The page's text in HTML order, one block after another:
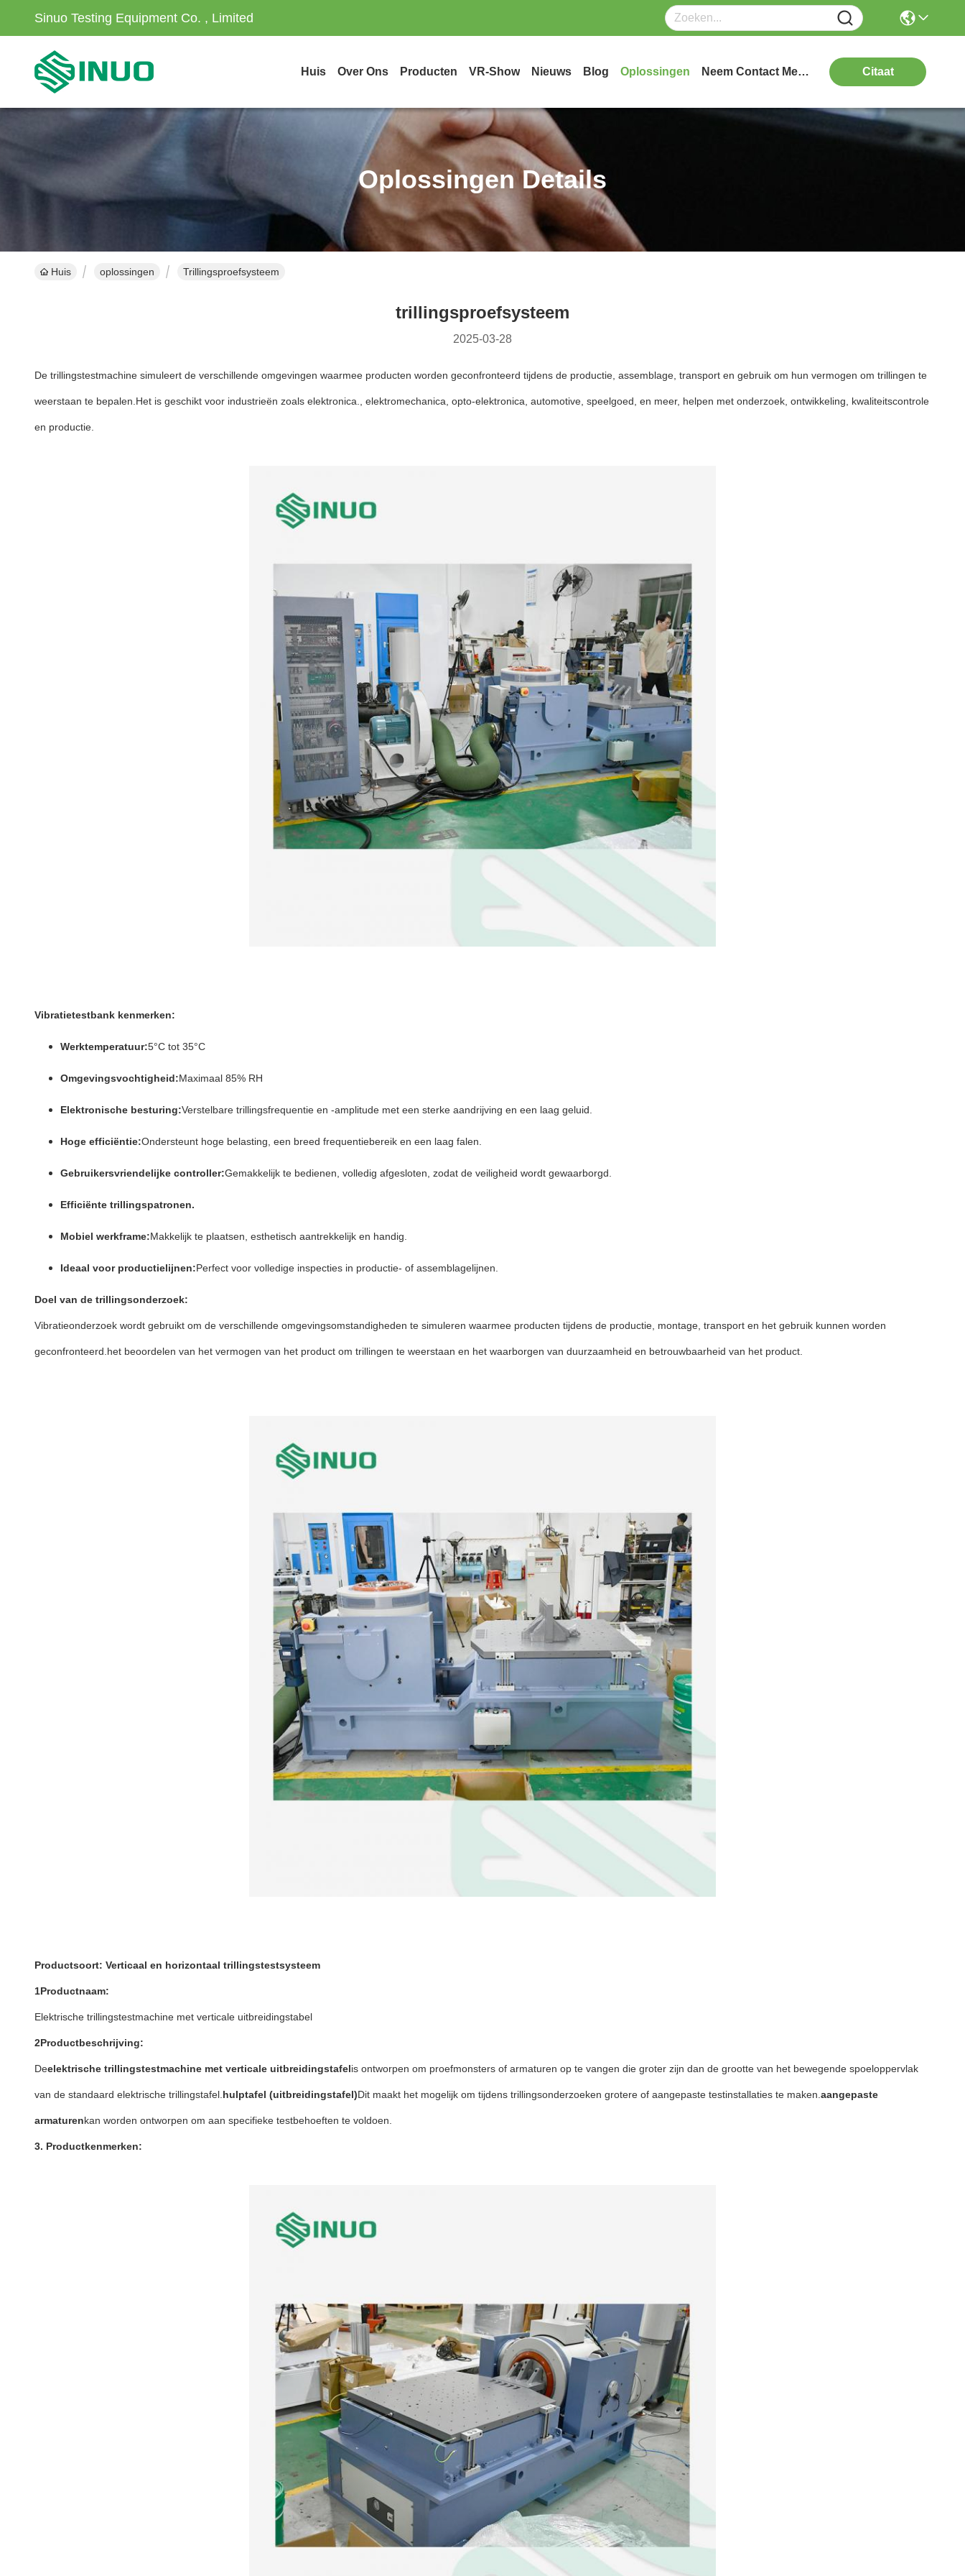
Sinuo Testing Equipment Co. , Limited
Huis Over Ons Producten VR-Show Nieuws Blog Oplossingen Neem Contact Met Ons Op Citaat
Oplossingen Details
Huis oplossingen Trillingsproefsysteem
trillingsproefsysteem
2025-03-28
De trillingstestmachine simuleert de verschillende omgevingen waarmee producten worden geconfronteerd tijdens de productie, assemblage, transport en gebruik om hun vermogen om trillingen te
weerstaan te bepalen.Het is geschikt voor industrieën zoals elektronica., elektromechanica, opto-elektronica, automotive, speelgoed, en meer, helpen met onderzoek, ontwikkeling, kwaliteitscontrole
en productie.
Vibratietestbank kenmerken:
Werktemperatuur:5°C tot 35°C
Omgevingsvochtigheid:Maximaal 85% RH
Elektronische besturing:Verstelbare trillingsfrequentie en -amplitude met een sterke aandrijving en een laag geluid.
Hoge efficiëntie:Ondersteunt hoge belasting, een breed frequentiebereik en een laag falen.
Gebruikersvriendelijke controller:Gemakkelijk te bedienen, volledig afgesloten, zodat de veiligheid wordt gewaarborgd.
Efficiënte trillingspatronen.
Mobiel werkframe:Makkelijk te plaatsen, esthetisch aantrekkelijk en handig.
Ideaal voor productielijnen:Perfect voor volledige inspecties in productie- of assemblagelijnen.
Doel van de trillingsonderzoek:
Vibratieonderzoek wordt gebruikt om de verschillende omgevingsomstandigheden te simuleren waarmee producten tijdens de productie, montage, transport en het gebruik kunnen worden
geconfronteerd.het beoordelen van het vermogen van het product om trillingen te weerstaan en het waarborgen van duurzaamheid en betrouwbaarheid van het product.
Productsoort: Verticaal en horizontaal trillingstestsysteem
1Productnaam:
Elektrische trillingstestmachine met verticale uitbreidingstabel
2Productbeschrijving:
Deelektrische trillingstestmachine met verticale uitbreidingstafelis ontworpen om proefmonsters of armaturen op te vangen die groter zijn dan de grootte van het bewegende spoeloppervlak
van de standaard elektrische trillingstafel.hulptafel (uitbreidingstafel)Dit maakt het mogelijk om tijdens trillingsonderzoeken grotere of aangepaste testinstallaties te maken.aangepaste
armaturenkan worden ontworpen om aan specifieke testbehoeften te voldoen.
3. Productkenmerken: